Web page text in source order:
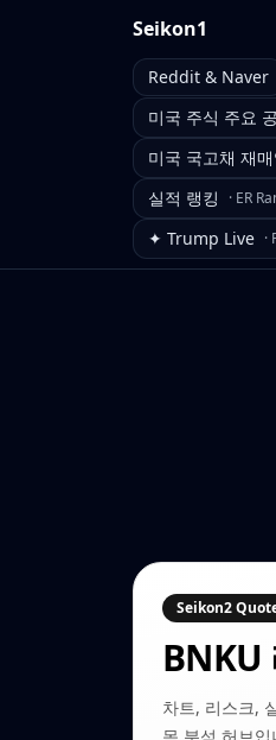
Seikon1
Reddit & Naver
미국 주식 주요
미국 국고채 재매
실적 랭킹 · ER
✦ Trump Live ·
Seikon2
BNKU
차트, 리스크,